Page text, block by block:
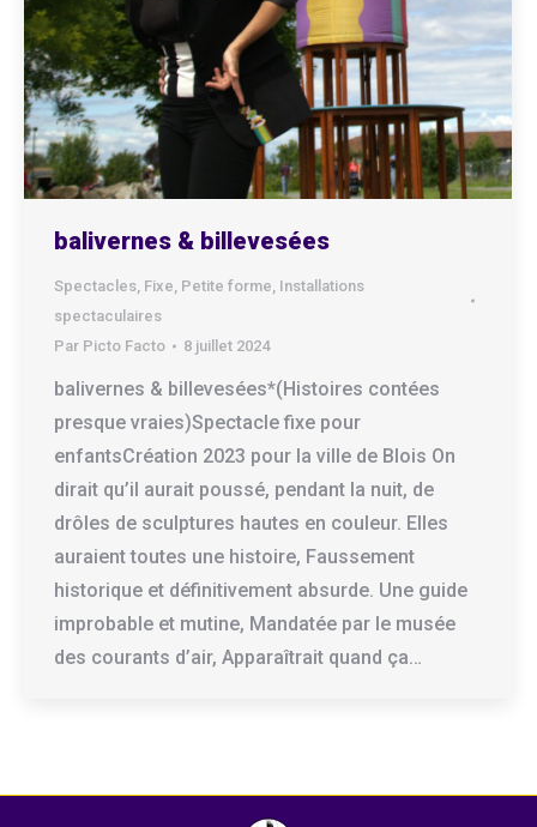
balivernes & billevesées
Spectacles, Fixe, Petite forme, Installations
spectaculaires
Par Picto Facto 8 juillet 2024
balivernes & billevesées*(Histoires contées
presque vraies)Spectacle fixe pour
enfantsCréation 2023 pour la ville de Blois On
dirait qu’il aurait poussé, pendant la nuit, de
drôles de sculptures hautes en couleur. Elles
auraient toutes une histoire, Faussement
historique et définitivement absurde. Une guide
improbable et mutine, Mandatée par le musée
des courants d’air, Apparaîtrait quand ça…